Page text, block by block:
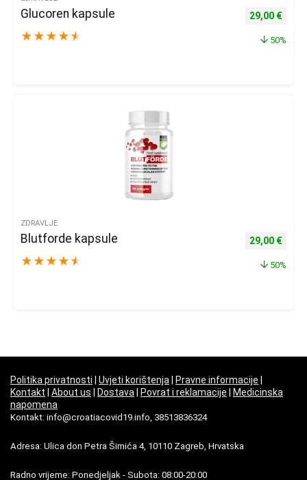
Glucoren kapsule
★ ★ ★ ★ ★
Izvorna
29,00 €
50%
ZDRAVLJE
Blutforde kapsule
★ ★ ★ ★ ★
Izvorna
29,00 €
50%
Politika privatnosti | Uvjeti korištenja | Pravne informacije |
Kontakt | About us | Dostava | Povrat i reklamacije | Medicinska
napomena
Kontakt: info@croatiacovid19.info, 38513836324
Adresa: Ulica don Petra Šimića 4, 10110 Zagreb, Hrvatska
Radno vrijeme: Ponedjeljak - Subota: 08:00-20:00